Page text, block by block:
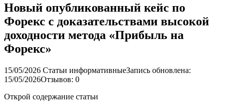
Новый опубликованный кейс по
Форекс с доказательствами высокой
доходности метода «Прибыль на
Форекс»
15/05/2026 Статьи информативныеЗапись обновлена:
15/05/2026Отзывов: 0
Открой содержание статьи